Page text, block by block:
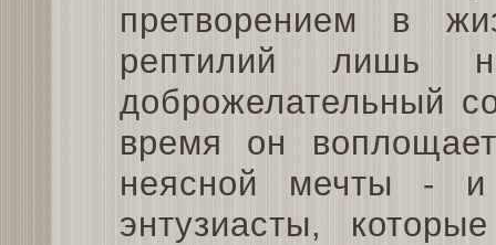
претворением в
рептилий лишь
доброжелательный
время он
неясной мечты - и
энтузиасты,